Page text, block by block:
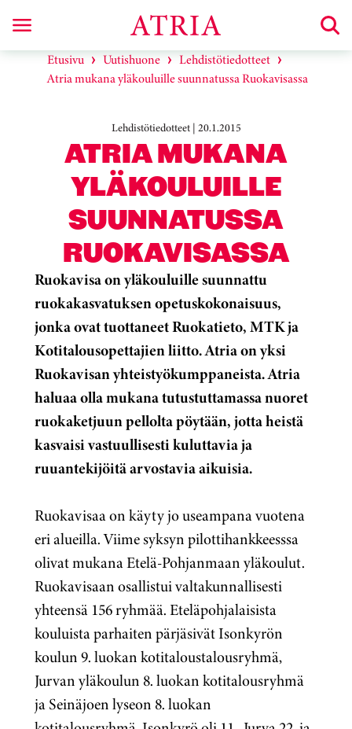
Etusivu Uutishuone
Lehdistötiedotteet
Atria mukana yläkouluille suunnatussa Ruokavisassa
Lehdistötiedotteet | 20.1.2015
ATRIA MUKANA
YLÄKOULUILLE
SUUNNATUSSA
RUOKAVISASSA
Ruokavisa on yläkouluille suunnattu
ruokakasvatuksen opetuskokonaisuus,
jonka ovat tuottaneet Ruokatieto, MTK ja
Kotitalousopettajien liitto. Atria on yksi
Ruokavisan yhteistyökumppaneista. Atria
haluaa olla mukana tutustuttamassanuoret
ruokaketjuun pellolta pöytään, jotta heistä
kasvaisi vastuullisesti kuluttavia ja
ruuantekijöitä arvostavia aikuisia.
Ruokavisaa on käyty jo useampana vuotena
eri alueilla. Viime syksyn pilottihankkeesssa
olivat mukana Etelä-Pohjanmaan yläkoulut.
Ruokavisaan osallistui valtakunnallisesti
yhteensä 156 ryhmää. Eteläpohjalaisista
kouluista parhaiten pärjäsivät Isonkyrön
koulun 9. luokan kotitaloustalousryhmä,
Jurvan yläkoulun 8. luokan kotitalousryhmä
ja Seinäjoen lyseon 8. luokan